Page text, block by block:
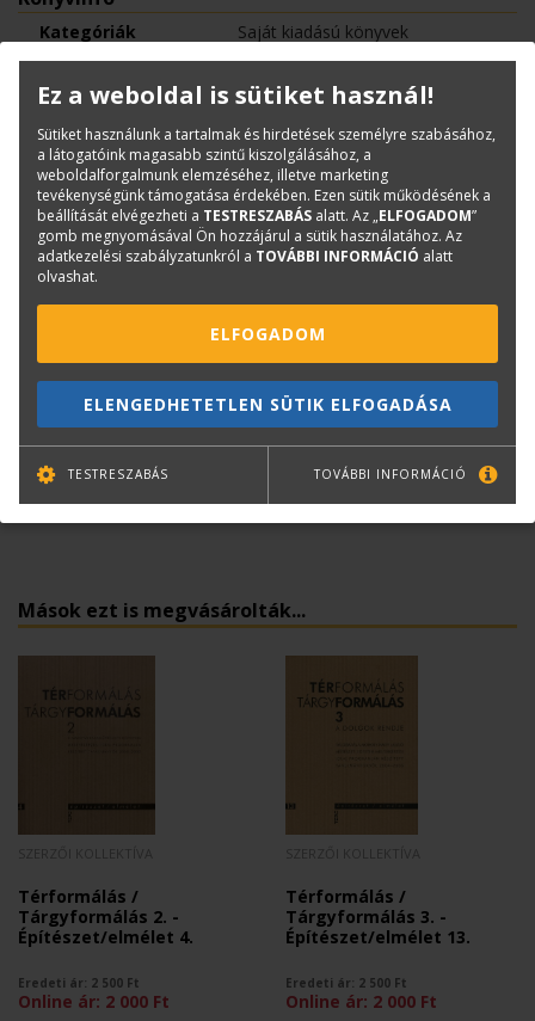
Kategóriák
Saját kiadású könyvek
Építészetelmélet
ISBN:
963 0068 72 9
Méret:
168x220 mm
Oldalak száma:
168
Kötészet:
kartonált, ragasztókötött
Kiadó:
TERC Kft.
Kiadás éve:
2001
Bernáth Klára
konyvrendeles@terc.hu
+36 70 670 5194
Mások ezt is megvásárolták...
Térformálás /
Tárgyformálás 2. -
Építészet/elmélet 4.
Eredeti ár: 2 500 Ft
Online ár: 2 000 Ft
Térformálás /
Tárgyformálás 3. -
Építészet/elmélet 13.
Eredeti ár: 2 500 Ft
Online ár: 2 000 Ft
Ez a weboldal is sütiket használ!
Sütiket használunk a tartalmak és hirdetések személyre szabásához,
a látogatóink magasabb szintű kiszolgálásához, a
weboldalforgalmunk elemzéséhez, illetve marketing
tevékenységünk támogatása érdekében. Ezen sütik működésének a
beállítását elvégezheti a TESTRESZABÁS alatt. Az „ELFOGADOM”
gomb megnyomásával Ön hozzájárul a sütik használatához. Az
adatkezelési szabályzatunkról a TOVÁBBI INFORMÁCIÓ alatt
olvashat.
ELFOGADOM
ELENGEDHETETLEN SÜTIK ELFOGADÁSA
TESTRESZABÁS TOVÁBBI INFORMÁCIÓ